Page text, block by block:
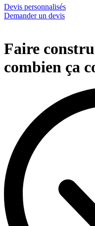
Devis personnalisés
Demander un devis
Faire
combien ça